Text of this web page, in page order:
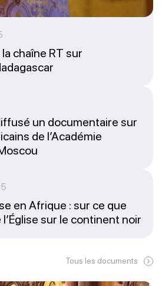
chaîne RT sur
un documentaire sur
de l’Académie
en Afrique : sur ce que
l’Église sur le continent noir
Tous les documents